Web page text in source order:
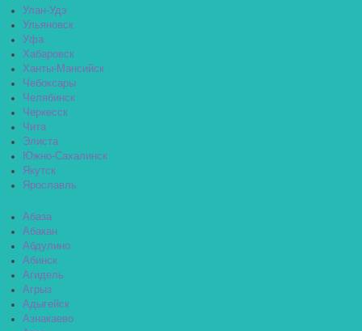
Улан-Удэ
Ульяновск
Уфа
Хабаровск
Ханты-Мансийск
Чебоксары
Челябинск
Черкесск
Чита
Элиста
Южно-Сахалинск
Якутск
Ярославль
Абаза
Абакан
Абдулино
Абинск
Агидель
Агрыз
Адыгейск
Азнакаево